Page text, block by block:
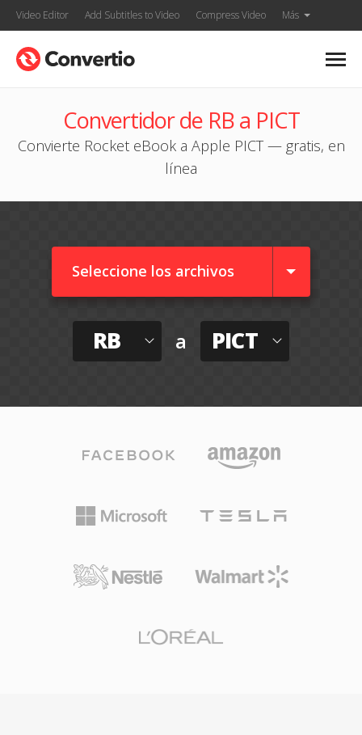
Video Editor Add Subtitles to Video Compress Video Más
Convertidor de RB a PICT
Convierte Rocket eBook a Apple PICT — gratis, en
línea
Seleccione los archivos
RB a PICT